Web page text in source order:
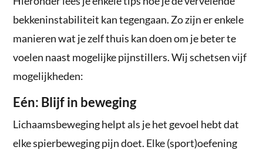
bekkeninstabiliteit kan tegengaan. Zo zijn er enkele
manieren wat je zelf thuis kan doen om je beter te
voelen naast mogelijke pijnstillers. Wij schetsen vijf
mogelijkheden:
Eén: Blijf in beweging
Lichaamsbeweging helpt als je het gevoel hebt dat
elke spierbeweging pijn doet. Elke (sport)oefening